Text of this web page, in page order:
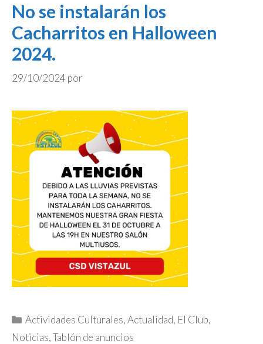
No se instalarán los
Cacharritos en Halloween
2024.
29/10/2024 por
Categorías
Actividades Culturales,Actualidad, El Club,
Noticias,Tablón de anuncios